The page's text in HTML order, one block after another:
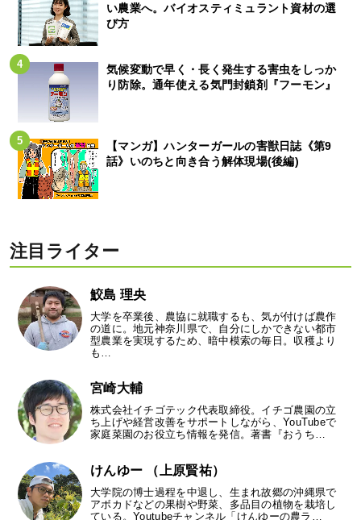
い農業へ。バイオスティミュラント資材の選
び方
気候変動で早く・長く発生する害虫をしっか
り防除。通年使える気門封鎖剤『フーモン』
【マンガ】ハンターガールの害獣日誌《第9
話》いのちと向き合う解体現場(後編)
注目ライター
鮫島 理央
大学を卒業後、農協に就職するも、気が付けば農作
の道に。地元神奈川県で、自分にしかできない都市
型農業を実現するため、暗中模索の毎日。収穫より
も…
宮崎大輔
株式会社イチゴテック代表取締役。イチゴ農園の立
ち上げや経営改善をサポートしながら、YouTubeで
家庭菜園のお役立ち情報を発信。著書『おうち…
けんゆー （上原賢祐）
大学院の博士過程を中退し、生まれ故郷の沖縄県で
アボカドなどの果樹や野菜、多品目の植物を栽培し
ている。Youtubeチャンネル「けんゆーの農ラ…